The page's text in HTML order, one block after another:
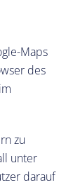
Maps
des
zu
unter
darauf